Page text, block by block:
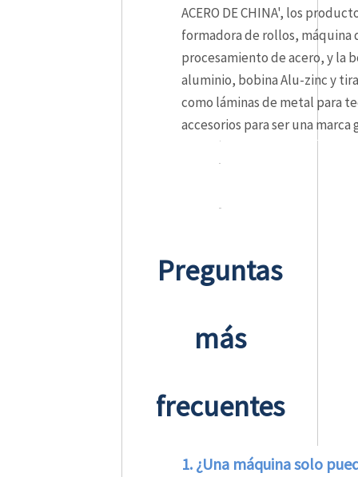
ACERO DE CHINA', los
formadora de rollos, máquina
procesamiento de acero, y la
aluminio, bobina Alu-zinc y
como láminas de metal para
accesorios para ser una marca
Preguntas
más
frecuentes
1. ¿Una máquina solo